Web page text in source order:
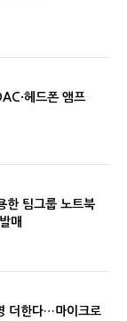
헤드폰 앰프
한 팀그룹 노트북
매
더한다…마이크로